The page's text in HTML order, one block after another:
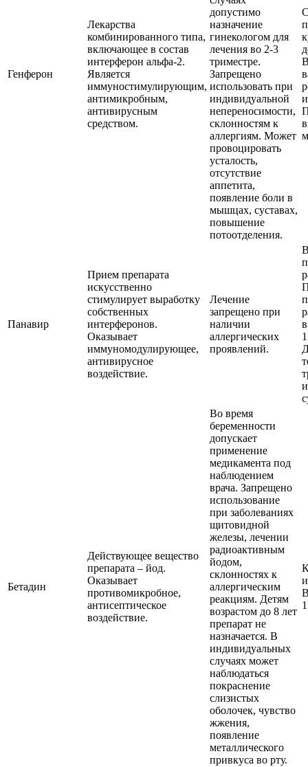
Генферон
Лекарства
комбинированного типа,
включающее в состав
интерферон альфа-2.
Является
иммуностимулирующим,
антимикробным,
антивирусным
средством.
допустимо
назначение
гинекологом для
лечения во 2-3
триместре.
Запрещено
использовать при
индивидуальной
непереносимости,
склонностям к
аллергиям. Может
провоцировать
усталость,
отсутствие
аппетита,
появление боли в
мышцах, суставах,
повышение
потоотделения.
Панавир
Прием препарата
искусственно
стимулирует выработку
собственных
интерферонов.
Оказывает
иммуномодулирующее,
антивирусное
воздействие.
Лечение
запрещено при
наличии
аллергических
проявлений.
Бетадин
Действующее вещество
препарата – йод.
Оказывает
противомикробное,
антисептическое
воздействие.
Во время
беременности
допускает
применение
медикамента под
наблюдением
врача. Запрещено
использование
при заболеваниях
щитовидной
железы, лечении
радиоактивным
йодом,
склонностях к
аллергическим
реакциям. Детям
возрастом до 8 лет
препарат не
назначается. В
индивидуальных
случаях может
наблюдаться
покраснение
слизистых
оболочек, чувство
жжения,
появление
металлического
привкуса во рту.